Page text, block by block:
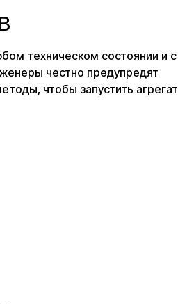
техническом состоянии и с
честно предупредят
чтобы запустить агрегат